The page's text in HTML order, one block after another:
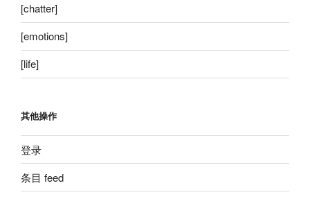
[chatter]
[emotions]
[life]
其他操作
登录
条目 feed